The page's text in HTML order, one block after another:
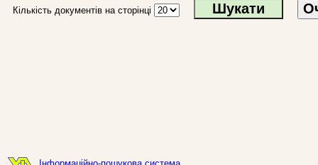
Кількість документів на сторінці